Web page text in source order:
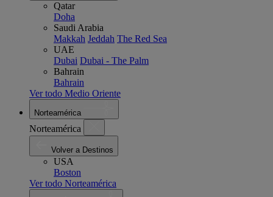
Qatar
Doha
Saudi Arabia
Makkah Jeddah The Red Sea
UAE
Dubai Dubai - The Palm
Bahrain
Bahrain
Ver todo Medio Oriente
Norteamérica
Norteamérica
Volver a Destinos
USA
Boston
Ver todo Norteamérica